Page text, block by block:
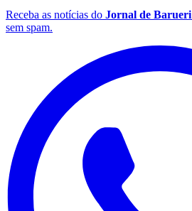
Flamengo
Receba as notícias do Jornal de Barueri
sem spam.